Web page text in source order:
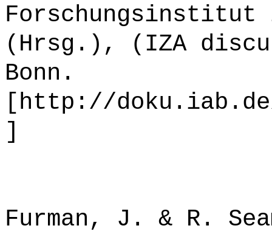
(Hrsg.), (IZA
Bonn.
[http://doku.iab.de/
]
Furman, J. & R.